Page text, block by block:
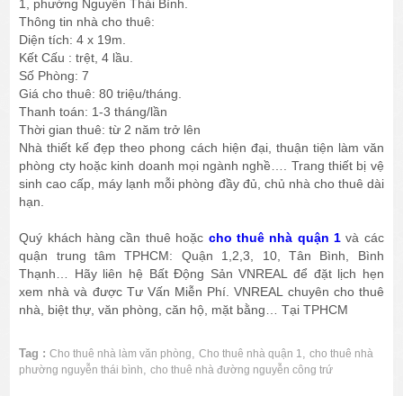
1, phường Nguyễn Thái Bình.
Thông tin nhà cho thuê:
Diện tích: 4 x 19m.
Kết Cấu : trệt, 4 lầu.
Số Phòng: 7
Giá cho thuê: 80 triệu/tháng.
Thanh toán: 1-3 tháng/lần
Thời gian thuê: từ 2 năm trở lên
Nhà thiết kế đẹp theo phong cách hiện đại, thuận tiện làm văn
phòng cty hoặc kinh doanh mọi ngành nghề…. Trang thiết bị vệ
sinh cao cấp, máy lạnh mỗi phòng đầy đủ, chủ nhà cho thuê dài
hạn.
Quý khách hàng cần thuê hoặc cho thuê nhà quận 1 và các
quận trung tâm TPHCM: Quận 1,2,3, 10, Tân Bình, Bình
Thạnh… Hãy liên hệ Bất Động Sản VNREAL để đặt lịch hẹn
xem nhà và được Tư Vấn Miễn Phí. VNREAL chuyên cho thuê
nhà, biệt thự, văn phòng, căn hộ, mặt bằng… Tại TPHCM
Tag : Cho thuê nhà làm văn phòng,Cho thuê nhà quận 1,cho thuê nhà
phường nguyễn thái bình,cho thuê nhà đường nguyễn công trứ